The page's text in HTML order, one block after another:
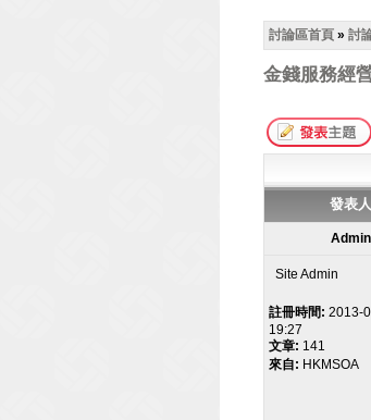
討論區首頁 » 討
金錢服務經
發表人
Admin
Site Admin
註冊時間: 2013-
19:27
文章: 141
來自: HKMSOA